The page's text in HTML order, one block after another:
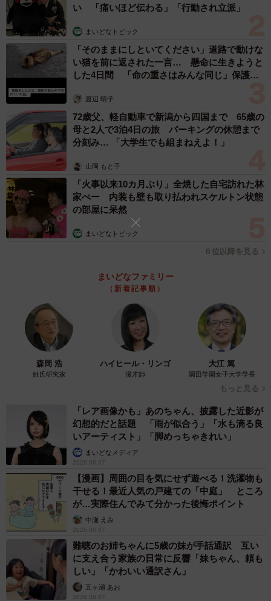
5/6
東羽衣駅は高架駅となっている。
現在はペデストリアンデッキが設置され、以前と比較する
とホームが見えづらくなっています。
6/6
数分歩くと南海羽衣駅に着く。
南海本線の踏切を渡ると南海羽衣駅があります。東羽衣駅
～南海羽衣駅間は徒歩数分にも関わらず、それぞれの駅名
が異なる点も興味深いです。このように羽衣線はJR阪和線
と南海本線の橋渡しとして利便性の高い路線です。なお南
海羽衣駅付近は5月22日に上下線ともに高架化されました。
羽衣線は昼間時間帯15分間隔で運行されているため、比較
的訪れやすい路線といえます。大阪駅から鳳駅までは大阪
駅から関空・紀州路快速で約30分。大阪を訪れた合間に立
い 「痛いほど伝わる」「行動され立派」
まいどなトピック
「そのままにしといてください」道路で動けな
い猫を前に返された一言… 懸命に生きようと
した4日間 「命の重さはみんな同じ」保護団
渡辺 晴子
72歳父、軽自動車で新潟から四国まで 65歳の
母と2人で3泊4日の旅 パーキングの休憩まで
分刻み… 「大学生でも組まねえよ！」
山岡 もと子
「火事以来10カ月ぶり」全焼した自宅訪れた林
家ぺー 内装も壁も取り払われスケルトン状態
の部屋に呆然
まいどなトピック
６位以降を見る
まいどなファミリー
（新着記事順）
森岡 浩
姓氏研究家
ハイヒール・リンゴ
漫才師
大江 篤
園田学園女子大学学長
もっと見る
「レア画像かも」あのちゃん、披露した近影が
幻想的だと話題 「雨が似合う」「水も滴る良
いアーティスト」「脚めっちゃきれい」
まいどなメディア
2026.08.07
【漫画】周囲の目を気にせず遊べる！洗濯物も
干せる！最近人気の戸建ての「中庭」 ところ
が…実際住んでみて分かった後悔ポイント
中瀬 えみ
2026.08.07
難聴のお姉ちゃんに5歳の妹が手話通訳 互い
に支え合う家族の日常に反響「妹ちゃん、頼も
しい」「かわいい通訳さん」
五ヶ瀬 あお
2026.08.07